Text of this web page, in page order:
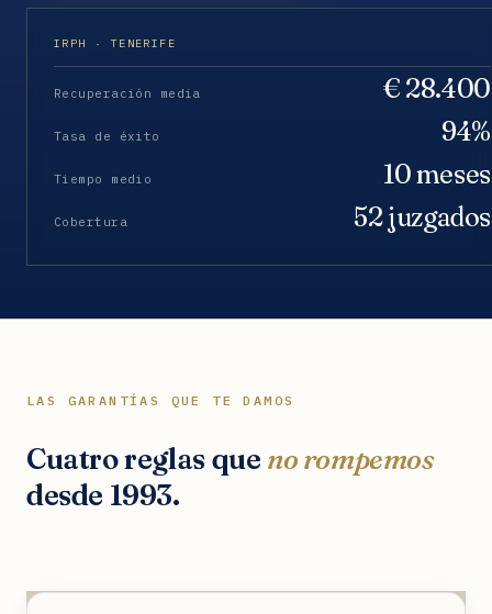
IRPH · TENERIFE
Recuperación media € 28.400
Tasa de éxito 94%
Tiempo medio 10 meses
Cobertura 52 juzgados
LAS GARANTÍAS QUE TE DAMOS
Cuatro reglas que no rompemos
desde 1993.